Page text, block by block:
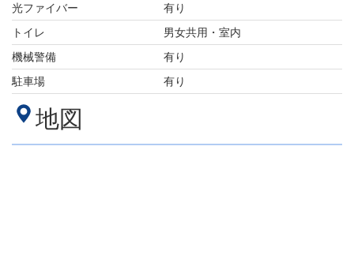
光ファイバー
有り
トイレ
男女共用・室内
機械警備
有り
駐車場
有り
地図